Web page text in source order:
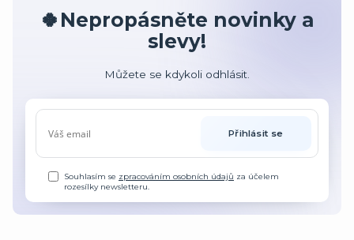
🍀Nepropásněte novinky a
slevy!
Můžete se kdykoli odhlásit.
Přihlásit se
Souhlasím se zpracováním osobních údajů za účelem
rozesílky newsletteru.